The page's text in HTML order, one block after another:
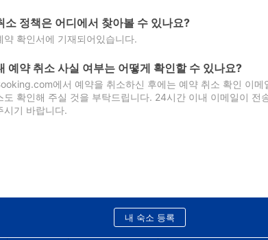
소 정책은 어디에서 찾아볼 수 있나요?
약 확인서에 기재되어있습니다.
예약 취소 사실 여부는 어떻게 확인할 수 있나요?
에서 예약을 취소하신 후에는 예약 취소 확인 이
도 확인해 주실 것을 부탁드립니다. 24시간 이내 이메일이
시기 바랍니다.
내 숙소 등록